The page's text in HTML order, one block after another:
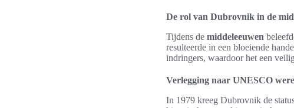
De rol van Dubrovnik in de
Tijdens de middeleeuwen
resulteerde in een bloeiende
indringers, waardoor het een
Verlegging naar UNESCO
In 1979 kreeg Dubrovnik de